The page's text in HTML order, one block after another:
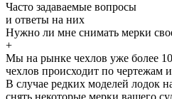
Часто задаваемые вопросы
и ответы на них
Нужно ли мне снимать мерки
+
Мы на рынке чехлов уже более
чехлов происходит по
В случае редких моделей лодок
снять некоторые мерки вашего